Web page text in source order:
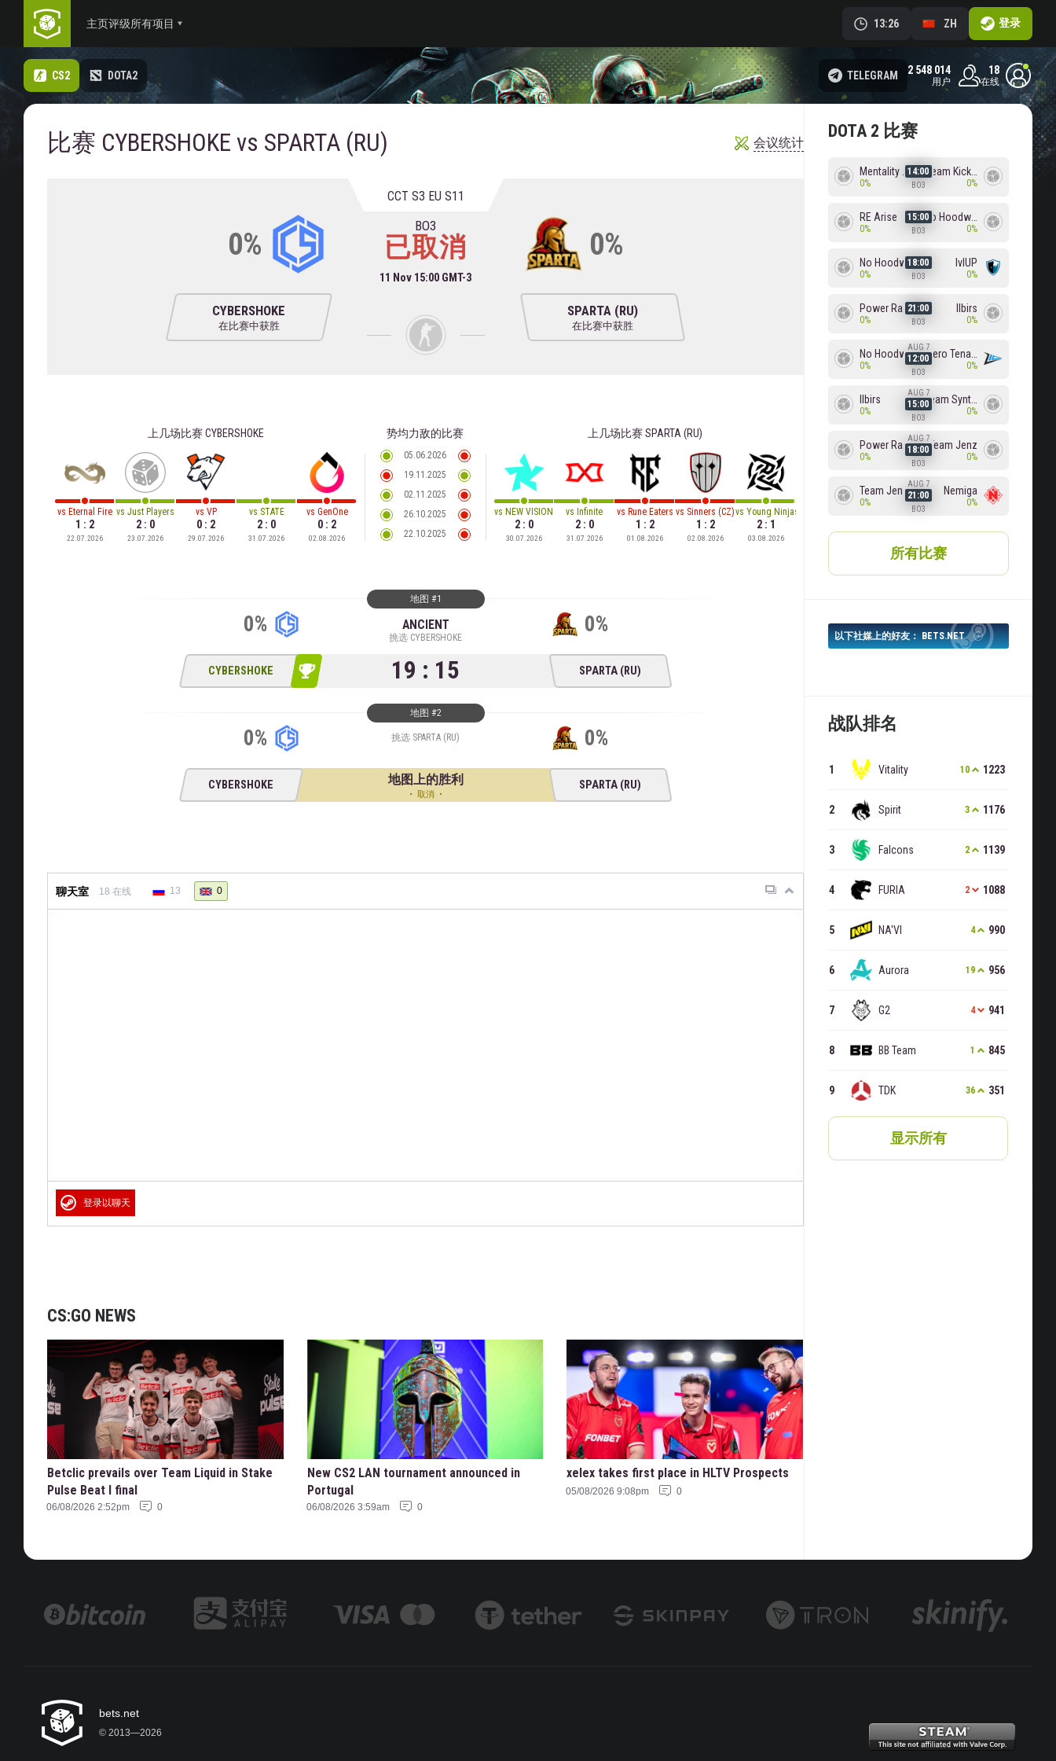
主页评级所有项目 13:26 ZH 登录
CS2 DOTA2 TELEGRAM 2 548 014
用户
18
在线
DOTA 2 比赛
Mentality Monster
0%
14:00
BO3
Team Kicked
0%
RE Arise
0%
15:00
BO3
No Hoodwink
0%
No Hoodwink
0%
18:00
BO3
lvlUP
0%
Power Rangers
0%
21:00
BO3
Ilbirs
0%
No Hoodwink
0%
AUG 7
12:00
BO3
Zero Tenacity
0%
Ilbirs
0%
AUG 7
15:00
BO3
Team Syntax
0%
Power Rangers
0%
AUG 7
18:00
BO3
Team Jenz
0%
Team Jenz
0%
AUG 7
21:00
BO3
Nemiga
0%
所有比赛
以下社媒上的好友： BETS.NET
战队排名
Vitality 10 1223
Spirit 3 1176
Falcons 2 1139
FURIA 2 1088
NA'VI 4 990
Aurora 19 956
G2 4 941
BB Team 1 845
TDK 36 351
​显示所有​
比赛 CYBERSHOKE vs SPARTA (RU) 会议统计
0%
CYBERSHOKE
在比赛中获胜
0%
SPARTA (RU)
在比赛中获胜
CCT S3 EU S11
BO3
已取消
11 Nov 15:00 GMT-3
上几场比赛CYBERSHOKE
vs Eternal Fire
1 : 2
22.07.2026
vsJust Players
2 : 0
23.07.2026
vs VP
0 : 2
29.07.2026
vs STATE
2 : 0
31.07.2026
vs GenOne
0 : 2
02.08.2026
势均力敌的比赛
05.06.2026
19.11.2025
02.11.2025
26.10.2025
22.10.2025
上几场比赛SPARTA (RU)
vs NEW VISION
2 : 0
30.07.2026
vs Infinite
2 : 0
31.07.2026
vs Rune Eaters
1 : 2
01.08.2026
vs Sinners (CZ)
1 : 2
02.08.2026
vsYoung Ninjas
2 : 1
03.08.2026
地图 #1
ANCIENT
挑选 CYBERSHOKE
0% 0%
19 : 15
CYBERSHOKE SPARTA (RU)
地图 #2
挑选 SPARTA (RU)
0% 0%
地图上的胜利
取消
CYBERSHOKE SPARTA (RU)
聊天室 18 在线 13 0
登录以聊天
CS:GO NEWS
Betclic prevails over Team Liquid in Stake
Pulse Beat I final
06/08/2026 2:52pm 0
New CS2 LAN tournament announced in
Portugal
06/08/2026 3:59am 0
xelex⁠ takes first place in HLTV Prospects
05/08/2026 9:08pm 0
bets.net
© 2013—2026